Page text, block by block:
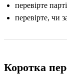
перевірте
перевірте, чи
Коротка